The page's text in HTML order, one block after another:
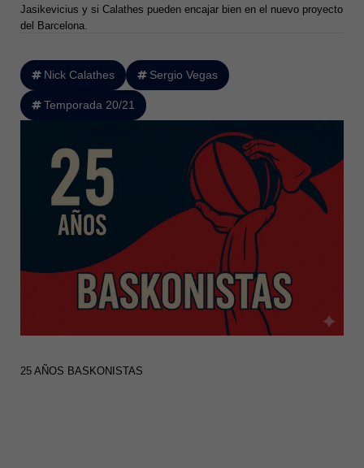
Jasikevicius y si Calathes pueden encajar bien en el nuevo proyecto
del Barcelona.
Nick Calathes Sergio Vegas
Temporada 20/21
25 AÑOS BASKONISTAS